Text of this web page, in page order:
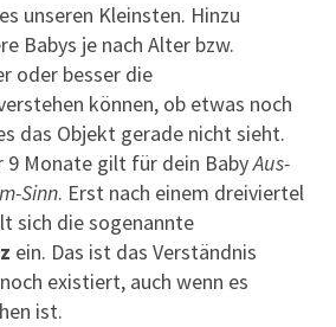
unseren Kleinsten. Hinzu
Babys je nach Alter bzw.
oder besser die
können, ob etwas noch
das Objekt gerade nicht sieht.
9 Monate gilt für dein BabyAus-
Sinn. Erst nach einem dreiviertel
sich die sogenannte
ein. Das ist das Verständnis
existiert, auch wenn es
ist.